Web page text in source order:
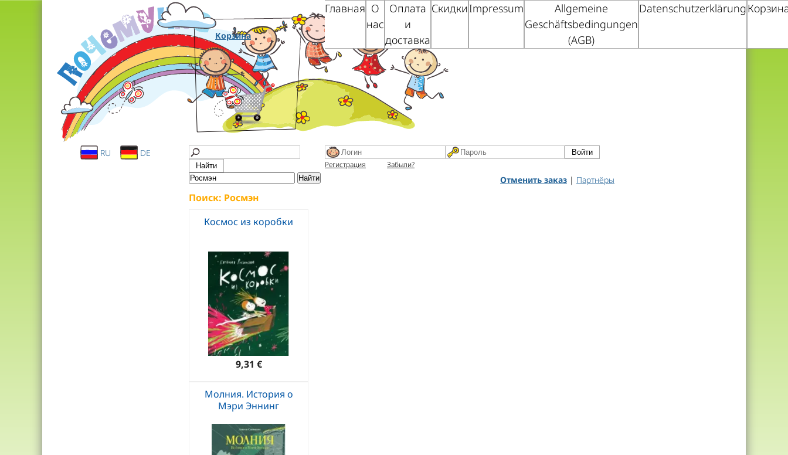
Корзина
Главная О
нас
Оплата
и
доставка
СкидкиImpressum
Allgemeine
Geschäftsbedingungen
(AGB)
Datenschutzerklärung
RU DE
Регистрация Забыли?
Поиск: Росмэн
Космос из коробки
9,31 €
Молния. История о
Мэри Эннинг
Отменить заказ | Партнёры